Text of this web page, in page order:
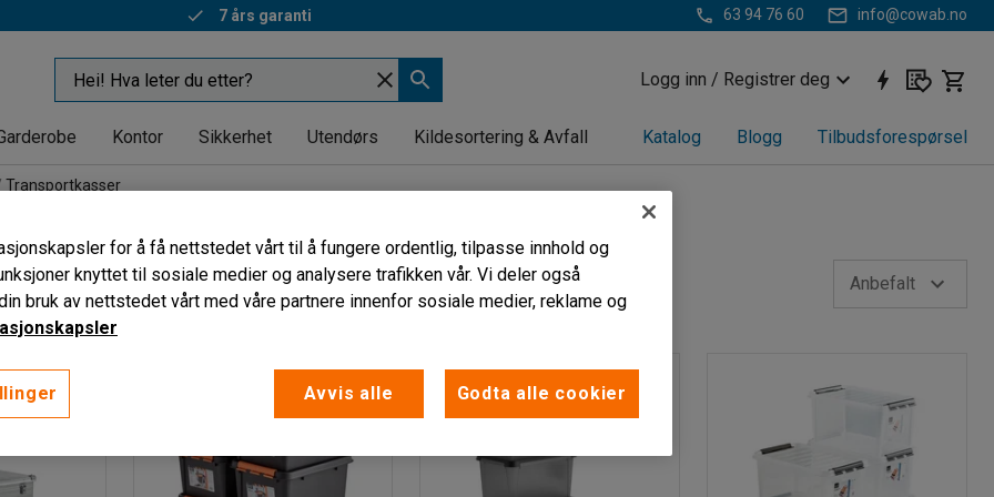
7 års garanti 63 94 76 60 info@cowab.no
Logg inn / Registrer deg
Kontor Sikkerhet Utendørs Kildesortering & Avfall Katalog Blogg Tilbudsforespørsel
Transportkasser
Bredde Volum Stabelbar Vis flere filtre Anbefalt
for å få nettstedet vårt til å fungere ordentlig, tilpasse innhold og
knyttet til sosiale medier og analysere trafikken vår. Vi deler også
bruk av nettstedet vårt med våre partnere innenfor sosiale medier, reklame og
Avvis alle Godta alle cookier